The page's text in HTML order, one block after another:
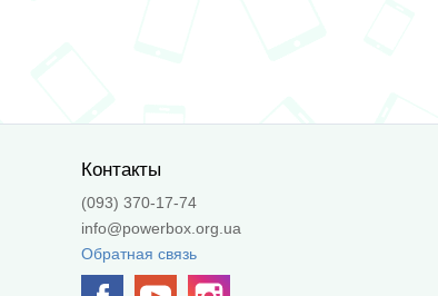
Контакты
(093) 370-17-74
info@powerbox.org.ua
Обратная связь